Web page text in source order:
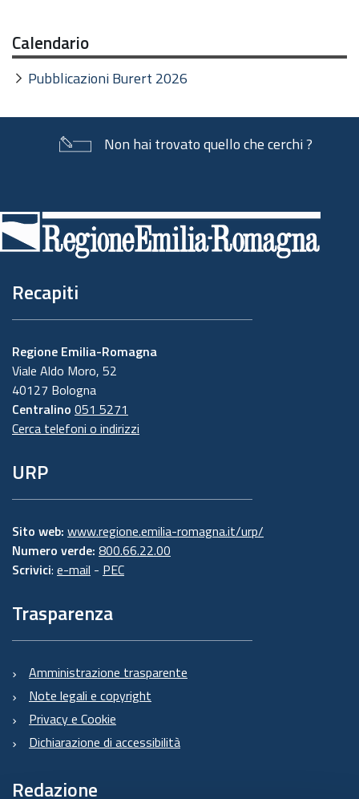
Calendario
Pubblicazioni Burert 2026
Non hai trovato quello che cerchi ?
di
pagina
Recapiti
Regione Emilia-Romagna
Viale Aldo Moro, 52
40127 Bologna
Centralino 051 5271
Cerca telefoni o indirizzi
URP
Sito web: www.regione.emilia-romagna.it/urp/
Numero verde: 800.66.22.00
Scrivici: e-mail - PEC
Trasparenza
Amministrazione trasparente
Note legali e copyright
Privacy e Cookie
Dichiarazione di accessibilità
Redazione